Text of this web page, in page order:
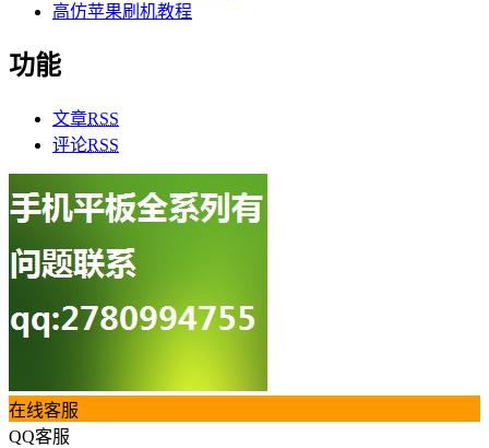
高仿苹果刷机教程
功能
文章RSS
评论RSS
在线客服
QQ客服